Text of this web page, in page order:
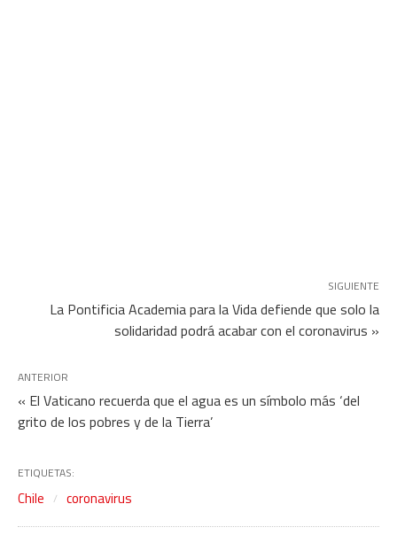
SIGUIENTE
La Pontificia Academia para la Vida defiende que solo la
solidaridad podrá acabar con el coronavirus »
ANTERIOR
« El Vaticano recuerda que el agua es un símbolo más ‘del
grito de los pobres y de la Tierra’
ETIQUETAS:
Chile coronavirus